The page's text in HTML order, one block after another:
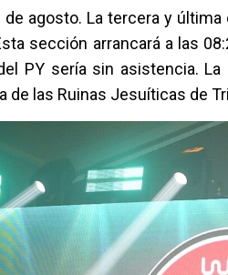
agosto. La tercera y
sección arrancará a las
PY sería sin asistencia.
de las Ruinas Jesuíticas de